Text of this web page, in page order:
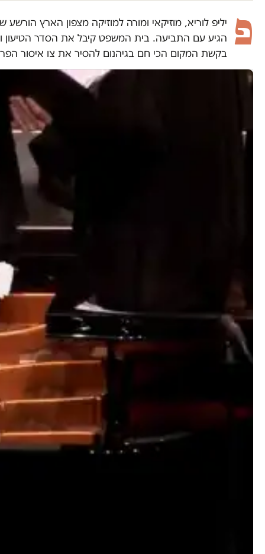
פ יליפ לוריא, מוזיקאי ומורה למוזיקה מצפון הארץ
בקשת המקום הכי חם בגיהנום להסיר את צו איסור